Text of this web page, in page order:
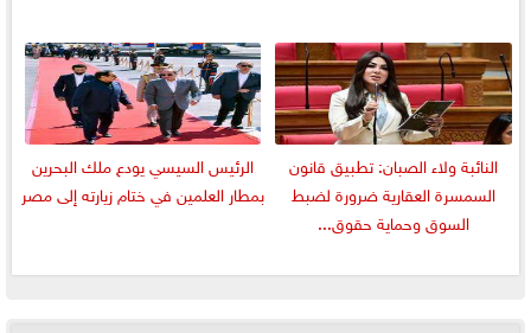
النائبة ولاء الصبان: تطبيق قانون
السمسرة العقارية ضرورة لضبط
السوق وحماية حقوق...
الرئيس السيسي يودع ملك البحرين
بمطار العلمين في ختام زيارته إلى مصر